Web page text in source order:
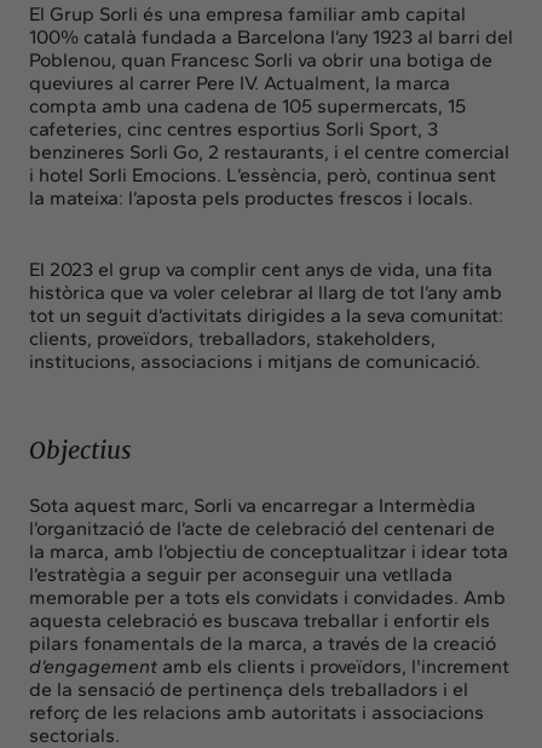
info@intermedia.cat +34 934 157 662
El Grup Sorli és una empresa familiar amb capital
100% català fundada a Barcelona l’any 1923 al barri del
Poblenou, quan Francesc Sorli va obrir una botiga de
queviures al carrer Pere IV. Actualment, la marca
compta amb una cadena de 105 supermercats, 15
cafeteries, cinc centres esportius Sorli Sport, 3
benzineres Sorli Go, 2 restaurants, i el centre comercial
i hotel Sorli Emocions. L’essència, però, continua sent
la mateixa: l’aposta pels productes frescos i locals.
El 2023 el grup va complir cent anys de vida, una fita
històrica que va voler celebrar al llarg de tot l’any amb
tot un seguit d’activitats dirigides a la seva comunitat:
clients, proveïdors, treballadors, stakeholders,
institucions, associacions i mitjans de comunicació.
Objectius
Sota aquest marc, Sorli va encarregar a Intermèdia
l’organització de l’acte de celebració del centenari de
la marca, amb l’objectiu de conceptualitzar i idear tota
l’estratègia a seguir per aconseguir una vetllada
memorable per a tots els convidats i convidades. Amb
aquesta celebració es buscava treballar i enfortir els
pilars fonamentals de la marca, a través de la creació
d’engagement amb els clients i proveïdors, l'increment
de la sensació de pertinença dels treballadors i el
reforç de les relacions amb autoritats i associacions
sectorials.